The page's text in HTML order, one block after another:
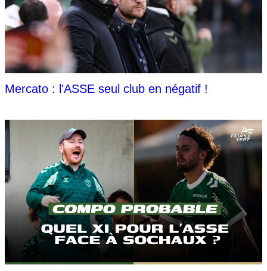
Mercato : l'ASSE seul club en négatif !